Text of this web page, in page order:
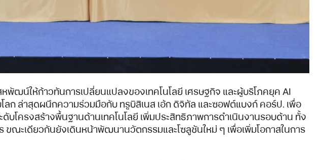
ฒน์ให้ก้าวทันการเปลี่ยนแปลงของเทคโนโลยี เศรษฐกิจ และผู้บริโภคยุค AI
ก ล่าสุดผนึกความร่วมมือกับ ทรูบิสิเนส เอ้ก ดิจิทัล และซอฟต์แบงก์ คอร์ป. เพื่อ
โครงสร้างพื้นฐานด้านเทคโนโลยี เพิ่มประสิทธิภาพการดำเนินงานรอบด้าน ทั้ง
ณะเดียวกันยังเดินหน้าพัฒนานวัตกรรมและโซลูชันใหม่ ๆ เพื่อเพิ่มโอกาสในการ